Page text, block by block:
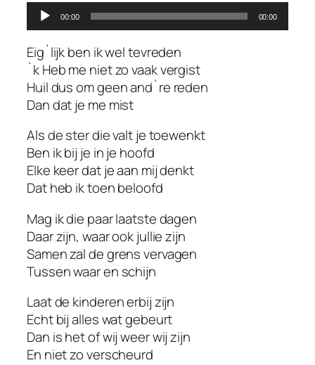
Audiospeler
00:00 00:00
Eig`lijk ben ik wel tevreden
`k Heb me niet zo vaak vergist
Huil dus om geen and`re reden
Dan dat je me mist
Als de ster die valt je toewenkt
Ben ik bij je in je hoofd
Elke keer dat je aan mij denkt
Dat heb ik toen beloofd
Mag ik die paar laatste dagen
Daar zijn, waar ook jullie zijn
Samen zal de grens vervagen
Tussen waar en schijn
Laat de kinderen erbij zijn
Echt bij alles wat gebeurt
Dan is het of wij weer wij zijn
En niet zo verscheurd